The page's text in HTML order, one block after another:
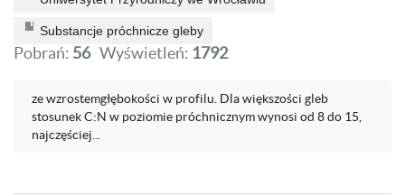
Substancje próchnicze gleby
Pobrań: 56 Wyświetleń: 1792
ze wzrostemgłębokości w profilu. Dla większości gleb
stosunek C:N w poziomie próchnicznym wynosi od 8 do 15,
najczęściej...